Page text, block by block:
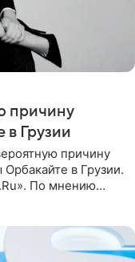
причину
в Грузии
причину
в Грузии.
По мнению